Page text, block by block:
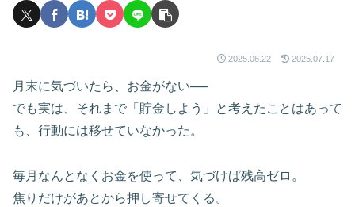
2025.06.22 2025.07.17
月末に気づいたら、お金がない──
でも実は、それまで「貯金しよう」と考えたことはあって
も、行動には移せていなかった。
毎月なんとなくお金を使って、気づけば残高ゼロ。
焦りだけがあとから押し寄せてくる。